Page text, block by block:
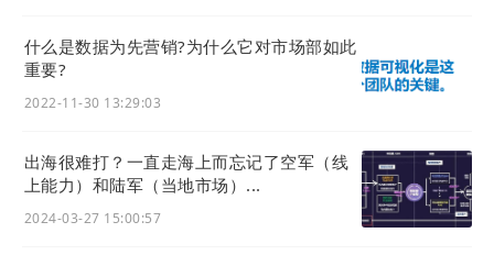
什么是数据为先营销?为什么它对市场部如此
重要?
2022-11-30 13:29:03
出海很难打？一直走海上而忘记了空军（线
上能力）和陆军（当地市场）...
2024-03-27 15:00:57